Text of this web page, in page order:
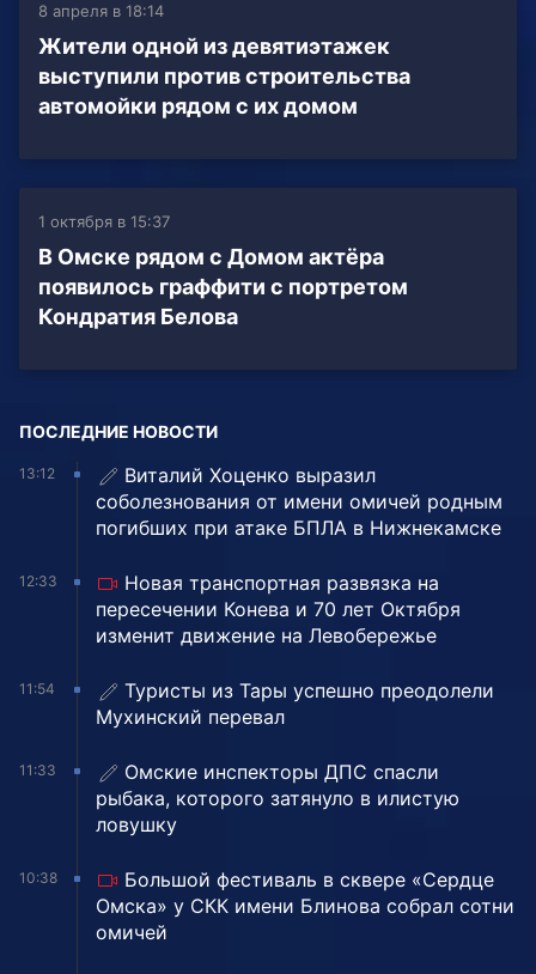
8 апреля в 18:14
Жители одной из девятиэтажек
выступили против строительства
автомойки рядом с их домом
1 октября в 15:37
В Омске рядом с Домом актёра
появилось граффити с портретом
Кондратия Белова
ПОСЛЕДНИЕ НОВОСТИ
13:12
Виталий Хоценко выразил
соболезнования от имени омичей родным
погибших при атаке БПЛА в Нижнекамске
12:33
Новая транспортная развязка на
пересечении Конева и 70 лет Октября
изменит движение на Левобережье
11:54
Туристы из Тары успешно преодолели
Мухинский перевал
11:33
Омские инспекторы ДПС спасли
рыбака, которого затянуло в илистую
ловушку
10:38
Большой фестиваль в сквере «Сердце
Омска» у СКК имени Блинова собрал сотни
омичей